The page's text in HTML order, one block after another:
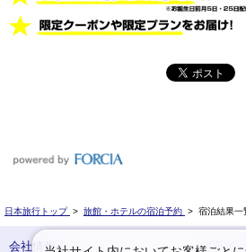
日本旅行トップ > 旅館・ホテルの宿泊予約 > 宿泊結果一
会社情報 プライ